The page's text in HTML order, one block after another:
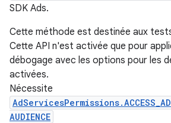
SDK Ads.
Cette méthode est destinée aux
Cette API n'est activée que pour
débogage avec les options pour les
activées.
Nécessite
AUDIENCE